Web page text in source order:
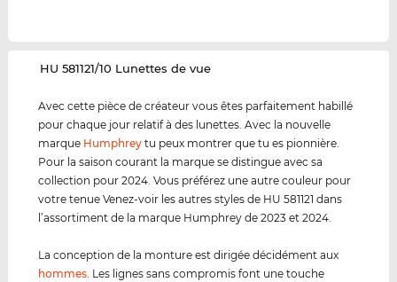
‌HU 581121/10 Lunettes de vue
Avec cette pièce de créateur vous êtes parfaitement habillé
pour chaque jour relatif à des lunettes. Avec la nouvelle
marque Humphrey tu peux montrer que tu es pionnière.
Pour la saison courant la marque se distingue avec sa
collection pour 2024. Vous préférez une autre couleur pour
votre tenue Venez-voir les autres styles de HU 581121 dans
l’assortiment de la marque Humphrey de 2023 et 2024.
La conception de la monture est dirigée décidément aux
hommes. Les lignes sans compromis font une touche